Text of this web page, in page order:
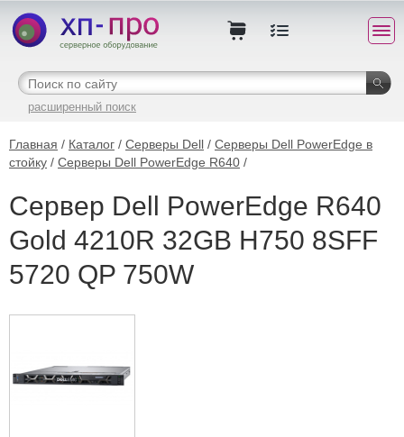
расширенный поиск
Главная / Каталог / Серверы Dell / Серверы Dell PowerEdge в
стойку / Серверы Dell PowerEdge R640 /
Сервер Dell PowerEdge R640
Gold 4210R 32GB H750 8SFF
5720 QP 750W